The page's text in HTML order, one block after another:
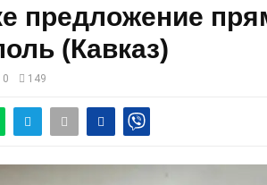
предложение
(Кавказ)
0 149